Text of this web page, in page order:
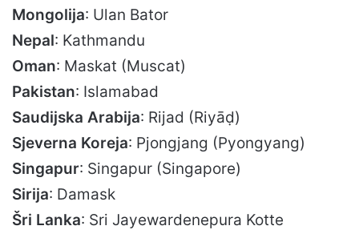
Mongolija: Ulan Bator
Nepal: Kathmandu
Oman: Maskat (Muscat)
Pakistan: Islamabad
Saudijska Arabija: Rijad (Riyāḍ)
Sjeverna Koreja: Pjongjang (Pyongyang)
Singapur: Singapur (Singapore)
Sirija: Damask
Šri Lanka: Sri Jayewardenepura Kotte